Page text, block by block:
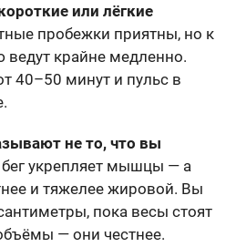
или лёгкие
пробежки приятны, но к
крайне медленно.
40–50 минут и пульс в
не то, что вы
укрепляет мышцы — а
и тяжелее жировой. Вы
пока весы стоят
— они честнее.